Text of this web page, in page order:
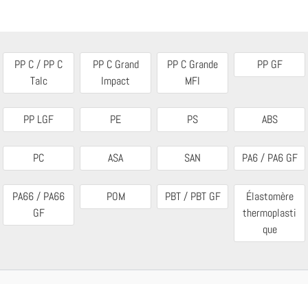
PP C / PP C
Talc
PP C Grand
Impact
PP C Grande
MFI
PP GF
PP LGF PE PS ABS
PC ASA SAN PA6 / PA6 GF
PA66 / PA66
GF
POM PBT / PBT GF
Élastomère
thermoplasti
que